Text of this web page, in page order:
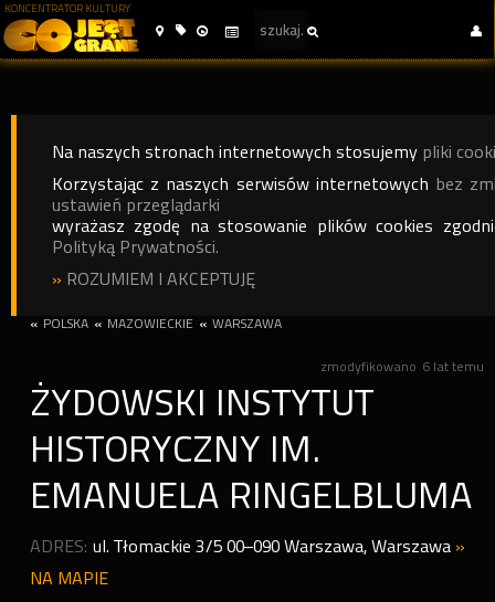
KONCENTRATOR KULTURY
Na naszych stronach internetowych stosujemy pliki
Korzystając z naszych serwisów internetowych bez
ustawień przeglądarki
wyrażasz zgodę na stosowanie plików cookies
Polityką Prywatności.
» ROZUMIEM I AKCEPTUJĘ
« POLSKA « MAZOWIECKIE « WARSZAWA
zmodyfikowano 6 lat temu
ŻYDOWSKI INSTYTUT
HISTORYCZNY IM.
EMANUELA RINGELBLUMA
ADRES: ul. Tłomackie 3/5 00–090 Warszawa,Warszawa »
NA MAPIE